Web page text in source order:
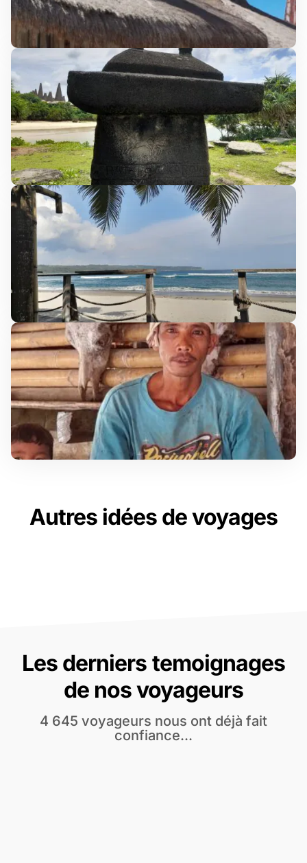
Autres idées de voyages
Les derniers temoignages
de nos voyageurs
4 645 voyageurs nous ont déjà fait
confiance...